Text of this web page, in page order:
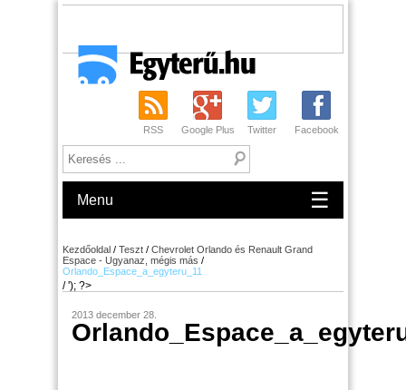
RSS Google Plus Twitter Facebook
Menu ☰
Kezdőoldal / Teszt / Chevrolet Orlando és Renault Grand
Espace - Ugyanaz, mégis más /
Orlando_Espace_a_egyteru_11
/ '); ?>
2013 december 28.